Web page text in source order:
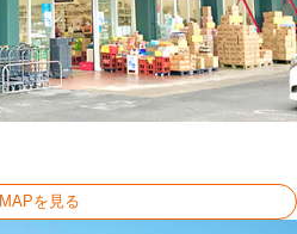
MAPを見る